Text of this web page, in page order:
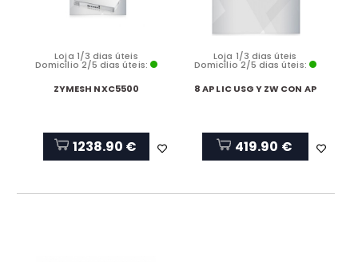
Loja 1/3 dias úteis
Domicílio 2/5 dias úteis:
ZYMESH NXC5500
1238.90 €
Loja 1/3 dias úteis
Domicílio 2/5 dias úteis:
8 AP LIC USG Y ZW CON AP
419.90 €